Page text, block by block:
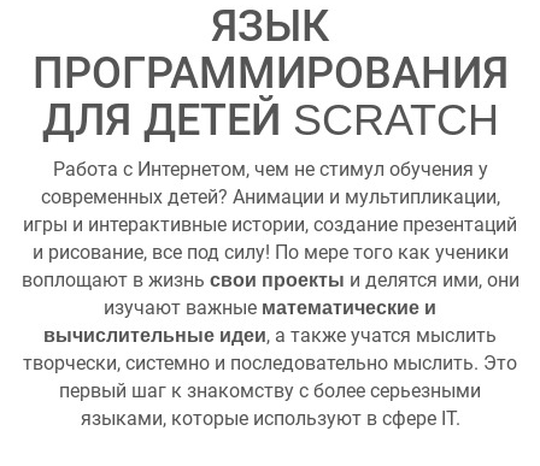
ЯЗЫК
ПРОГРАММИРОВАНИЯ
ДЛЯ ДЕТЕЙ SCRATCH
Работа с Интернетом, чем не стимул обучения у
современных детей? Анимации и мультипликации,
игры и интерактивные истории, создание презентаций
и рисование, все под силу! По мере того как ученики
воплощают в жизнь свои проекты и делятся ими, они
изучают важные математические и
вычислительные идеи, а также учатся мыслить
творчески, системно и последовательно мыслить. Это
первый шаг к знакомству с более серьезными
языками, которые используют в сфере IT.